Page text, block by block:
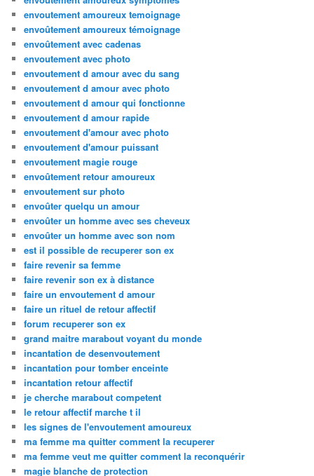
envoutement amoureux temoignage
envoûtement amoureux témoignage
envoûtement avec cadenas
envoutement avec photo
envoutement d amour avec du sang
envoutement d amour avec photo
envoutement d amour qui fonctionne
envoutement d amour rapide
envoutement d'amour avec photo
envoutement d'amour puissant
envoutement magie rouge
envoûtement retour amoureux
envoutement sur photo
envoûter quelqu un amour
envoûter un homme avec ses cheveux
envoûter un homme avec son nom
est il possible de recuperer son ex
faire revenir sa femme
faire revenir son ex à distance
faire un envoutement d amour
faire un rituel de retour affectif
forum recuperer son ex
grand maitre marabout voyant du monde
incantation de desenvoutement
incantation pour tomber enceinte
incantation retour affectif
je cherche marabout competent
le retour affectif marche t il
les signes de l'envoutement amoureux
ma femme ma quitter comment la recuperer
ma femme veut me quitter comment la reconquérir
magie blanche de protection